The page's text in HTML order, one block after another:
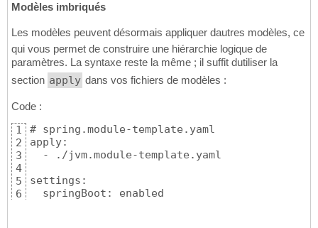
Modèles imbriqués
Les modèles peuvent désormais appliquer dautres modèles, ce
qui vous permet de construire une hiérarchie logique de
paramètres. La syntaxe reste la même ; il suffit dutiliser la
section apply dans vos fichiers de modèles :
Code :
1
2
3
4
5
6
# spring.module-template.yaml
apply:
  - ./jvm.module-template.yaml
settings:
  springBoot: enabled